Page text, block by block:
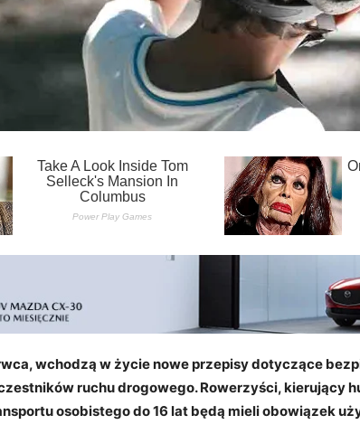
wchodzą w życie nowe przepisy dotyczące
ruchu drogowego. Rowerzyści, kierujący
osobistego do 16 lat będą mieli obowiązek